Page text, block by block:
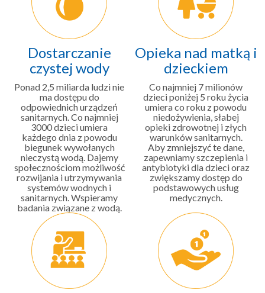
Dostarczanie
czystej wody
Ponad 2,5 miliarda ludzi nie
ma dostępu do
odpowiednich urządzeń
sanitarnych. Co najmniej
3000 dzieci umiera
każdego dnia z powodu
biegunek wywołanych
nieczystą wodą. Dajemy
społecznościom możliwość
rozwijania i utrzymywania
systemów wodnych i
sanitarnych. Wspieramy
badania związane z wodą.
Opieka nad matką i
dzieckiem
Co najmniej 7 milionów
dzieci poniżej 5 roku życia
umiera co roku z powodu
niedożywienia, słabej
opieki zdrowotnej i złych
warunków sanitarnych.
Aby zmniejszyć te dane,
zapewniamy szczepienia i
antybiotyki dla dzieci oraz
zwiększamy dostęp do
podstawowych usług
medycznych.